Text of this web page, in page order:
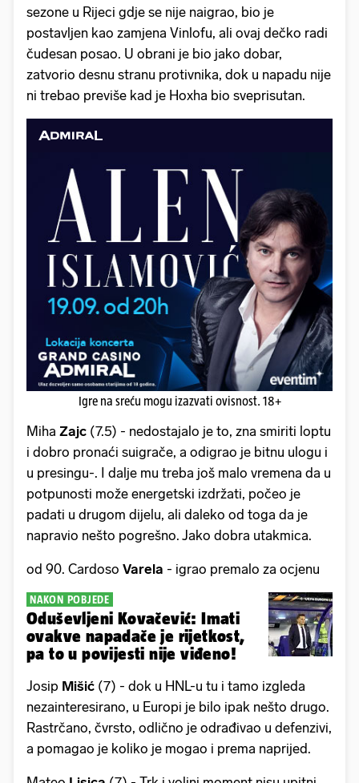
sezone u Rijeci gdje se nije naigrao, bio je
postavljen kao zamjena Vinlofu, ali ovaj dečko radi
čudesan posao. U obrani je bio jako dobar,
zatvorio desnu stranu protivnika, dok u napadu nije
ni trebao previše kad je Hoxha bio sveprisutan.
Igre na sreću mogu izazvati ovisnost. 18+
Miha Zajc (7.5) - nedostajalo je to, zna smiriti loptu
i dobro pronaći suigrače, a odigrao je bitnu ulogu i
u presingu-. I dalje mu treba još malo vremena da u
potpunosti može energetski izdržati, počeo je
padati u drugom dijelu, ali daleko od toga da je
napravio nešto pogrešno. Jako dobra utakmica.
od 90. Cardoso Varela - igrao premalo za ocjenu
NAKON POBJEDE
Oduševljeni Kovačević: Imati
ovakve napadače je rijetkost,
pa to u povijesti nije viđeno!
Josip Mišić (7) - dok u HNL-u tu i tamo izgleda
nezainteresirano, u Europi je bilo ipak nešto drugo.
Rastrčano, čvrsto, odlično je odrađivao u defenzivi,
a pomagao je koliko je mogao i prema naprijed.